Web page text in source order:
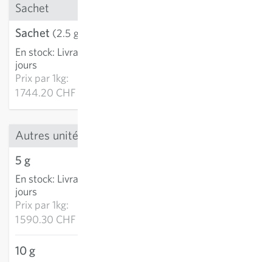
Sachet
Sachet (2.5 g)
En stock: Livraison 2-4
jours
Prix par1kg:
1 744.20 CHF
Autres unités
5 g
En stock: Livraison 2-4
jours
Prix par1kg:
1 590.30 CHF
10 g